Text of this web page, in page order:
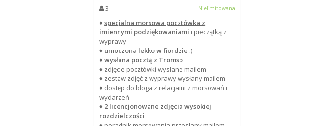
3 Nielimitowana
♦specjalna morsowa pocztówka z
imiennymi podziękowaniami i pieczątką z
wyprawy
♦ umoczona lekko w fiordzie :)
♦wysłana pocztą z Tromso
♦ zdjęcie pocztówki wysłane mailem
♦ zestaw zdjęć z wyprawy wysłany mailem
♦ dostęp do bloga z relacjami z morsowań i
wydarzeń
♦ 2 licencjonowane zdjęcia wysokiej
rozdzielczości